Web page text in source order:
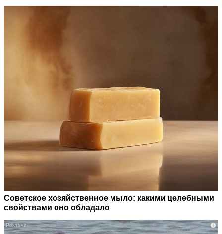
Советское хозяйственное мыло: какими целебными
свойствами оно обладало
i